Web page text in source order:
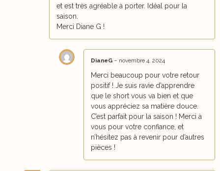
et est très agréable à porter. Idéal pour la
saison.
Merci Diane G !
DianeG – novembre 4, 2024
Merci beaucoup pour votre retour
positif ! Je suis ravie d’apprendre
que le short vous va bien et que
vous appréciez sa matière douce.
C’est parfait pour la saison ! Merci à
vous pour votre confiance, et
n’hésitez pas à revenir pour d’autres
pièces !